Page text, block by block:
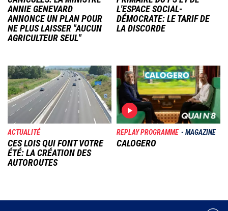
ANNIE GENEVARD
ANNONCE UN PLAN POUR
NE PLUS LAISSER "AUCUN
AGRICULTEUR SEUL"
L'ESPACE SOCIAL-
DÉMOCRATE: LE TARIF DE
LA DISCORDE
Image
ACTUALITÉ
CES LOIS QUI FONT VOTRE
ÉTÉ: LA CRÉATION DES
AUTOROUTES
Image
REPLAY PROGRAMME MAGAZINE
CALOGERO